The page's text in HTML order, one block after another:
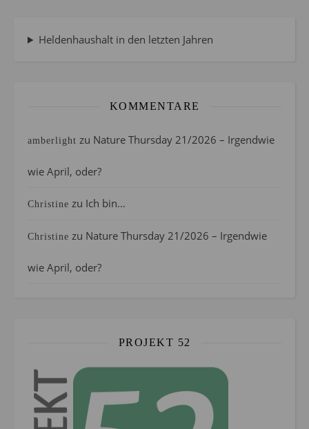
Heldenhaushalt in den letzten Jahren
KOMMENTARE
amberlight zu Nature Thursday 21/2026 – Irgendwie
wie April, oder?
Christine zu Ich bin…
Christine zu Nature Thursday 21/2026 – Irgendwie
wie April, oder?
PROJEKT 52